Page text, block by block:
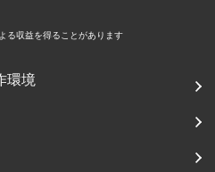
る収益を得ることがあります
環境